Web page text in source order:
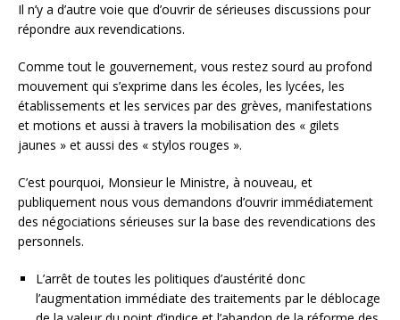
Il n’y a d’autre voie que d’ouvrir de sérieuses discussions pour
répondre aux revendications.
Comme tout le gouvernement, vous restez sourd au profond
mouvement qui s’exprime dans les écoles, les lycées, les
établissements et les services par des grèves, manifestations
et motions et aussi à travers la mobilisation des « gilets
jaunes » et aussi des « stylos rouges ».
C’est pourquoi, Monsieur le Ministre, à nouveau, et
publiquement nous vous demandons d’ouvrir immédiatement
des négociations sérieuses sur la base des revendications des
personnels.
L’arrêt de toutes les politiques d’austérité donc
l’augmentation immédiate des traitements par le déblocage